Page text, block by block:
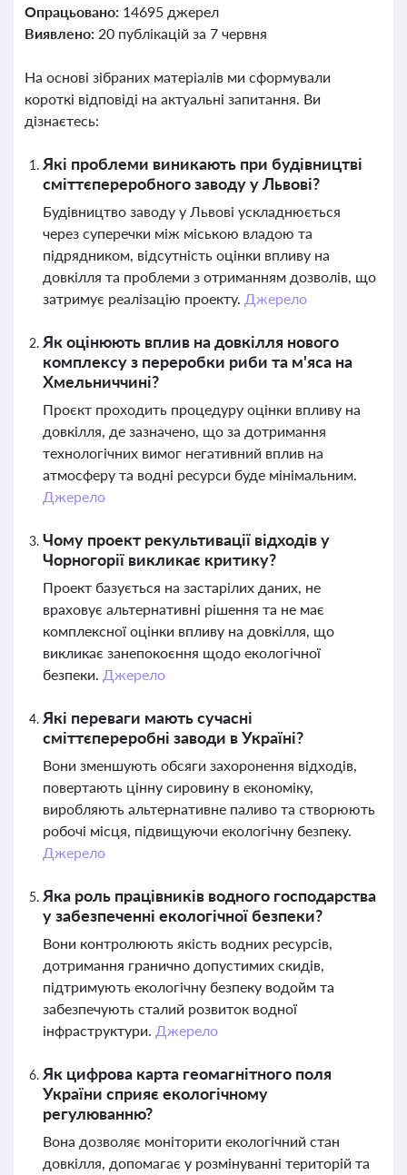
Опрацьовано: 14695 джерел
Виявлено: 20 публікацій за 7 червня
На основі зібраних матеріалів ми сформували
короткі відповіді на актуальні запитання. Ви
дізнаєтесь:
Які проблеми виникають при будівництві
сміттєпереробного заводу у Львові?
Будівництво заводу у Львові ускладнюється
через суперечки між міською владою та
підрядником, відсутність оцінки впливу на
довкілля та проблеми з отриманням дозволів, що
затримує реалізацію проекту. Джерело
Як оцінюють вплив на довкілля нового
комплексу з переробки риби та м'яса на
Хмельниччині?
Проєкт проходить процедуру оцінки впливу на
довкілля, де зазначено, що за дотримання
технологічних вимог негативний вплив на
атмосферу та водні ресурси буде мінімальним.
Джерело
Чому проект рекультивації відходів у
Чорногорії викликає критику?
Проект базується на застарілих даних, не
враховує альтернативні рішення та не має
комплексної оцінки впливу на довкілля, що
викликає занепокоєння щодо екологічної
безпеки. Джерело
Які переваги мають сучасні
сміттєпереробні заводи в Україні?
Вони зменшують обсяги захоронення відходів,
повертають цінну сировину в економіку,
виробляють альтернативне паливо та створюють
робочі місця, підвищуючи екологічну безпеку.
Джерело
Яка роль працівників водного господарства
у забезпеченні екологічної безпеки?
Вони контролюють якість водних ресурсів,
дотримання гранично допустимих скидів,
підтримують екологічну безпеку водойм та
забезпечують сталий розвиток водної
інфраструктури. Джерело
Як цифрова карта геомагнітного поля
України сприяє екологічному
регулюванню?
Вона дозволяє моніторити екологічний стан
довкілля, допомагає у розмінуванні територій та